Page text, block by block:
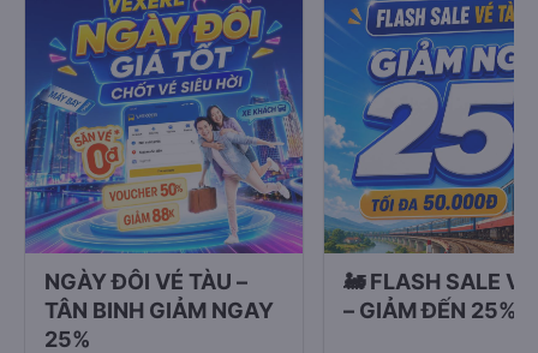
NGÀY ĐÔI VÉ TÀU –
TÂN BINH GIẢM NGAY
25%
🚂 FLASH SALE
– GIẢM ĐẾN 25%